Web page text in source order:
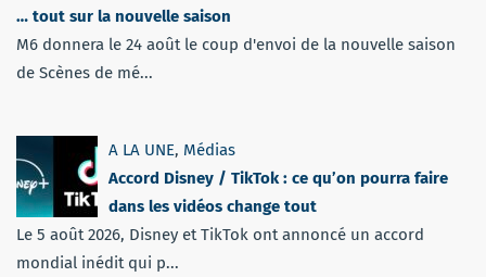
… tout sur la nouvelle saison
M6 donnera le 24 août le coup d'envoi de la nouvelle saison
de Scènes de mé...
A LA UNE, Médias
Accord Disney / TikTok : ce qu’on pourra faire
dans les vidéos change tout
Le 5 août 2026, Disney et TikTok ont annoncé un accord
mondial inédit qui p...